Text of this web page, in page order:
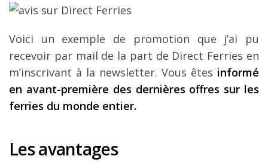
Voici un exemple de promotion que j’ai pu
recevoir par mail de la part de Direct Ferries en
m’inscrivant à la newsletter. Vous êtes informé
en avant-première des dernières offres sur les
ferries du monde entier.
Les avantages